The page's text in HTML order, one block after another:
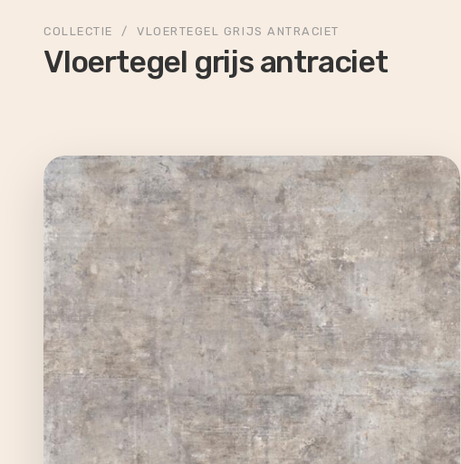
COLLECTIE / VLOERTEGEL GRIJS ANTRACIET
Vloertegel grijs antraciet